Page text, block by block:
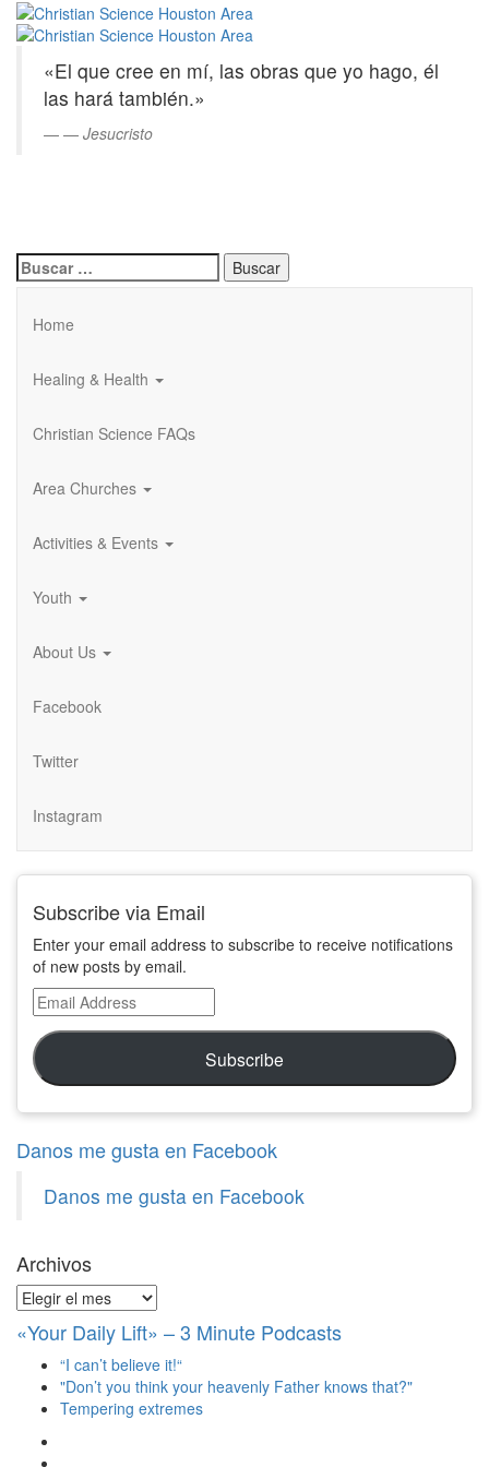
Saltar
principal
Christian
Science
Houston
Area
«El que cree en mí, las obras que yo hago, él
las hará también.»
— Jesucristo
Buscar:
Home
Healing & Health
Christian Science FAQs
Area Churches
Activities & Events
Youth
About Us
Facebook
Twitter
Instagram
Subscribe via Email
Enter your email address to subscribe to receive notifications
of new posts by email.
Email
Address
Subscribe
Danos me gusta en Facebook
Danos me gusta en Facebook
Archivos
Archivos
«Your Daily Lift» – 3 Minute Podcasts
“I can’t believe it!“
"Don’t you think your heavenly Father knows that?"
Tempering extremes